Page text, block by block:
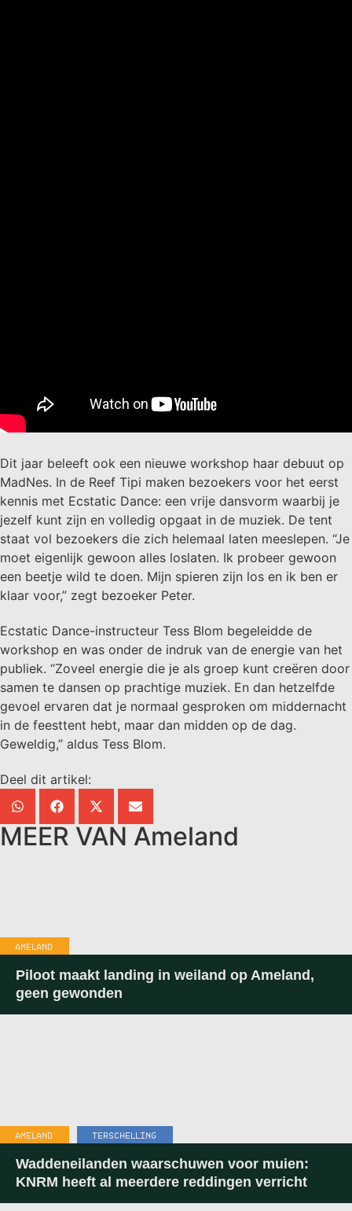
Dit jaar beleeft ook een nieuwe workshop haar debuut op
MadNes. In de Reef Tipi maken bezoekers voor het eerst
kennis met Ecstatic Dance: een vrije dansvorm waarbij je
jezelf kunt zijn en volledig opgaat in de muziek. De tent
staat vol bezoekers die zich helemaal laten meeslepen. “Je
moet eigenlijk gewoon alles loslaten. Ik probeer gewoon
een beetje wild te doen. Mijn spieren zijn los en ik ben er
klaar voor,” zegt bezoeker Peter.
Ecstatic Dance-instructeur Tess Blom begeleidde de
workshop en was onder de indruk van de energie van het
publiek. “Zoveel energie die je als groep kunt creëren door
samen te dansen op prachtige muziek. En dan hetzelfde
gevoel ervaren dat je normaal gesproken om middernacht
in de feesttent hebt, maar dan midden op de dag.
Geweldig,” aldus Tess Blom.
Deel dit artikel:
MEER VAN Ameland
AMELAND
Piloot maakt landing in weiland op Ameland,
geen gewonden
AMELAND TERSCHELLING
Waddeneilanden waarschuwen voor muien:
KNRM heeft al meerdere reddingen verricht